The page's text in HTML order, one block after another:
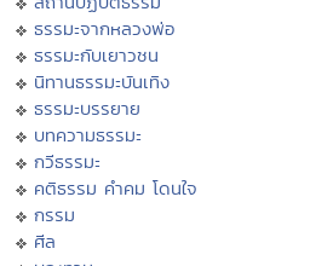
ธรรมะจากหลวงพ่อ
ธรรมะกับเยาวชน
นิทานธรรมะบันเทิง
ธรรมะบรรยาย
บทความธรรมะ
กวีธรรมะ
คติธรรม คำคม โดนใจ
กรรม
ศีล